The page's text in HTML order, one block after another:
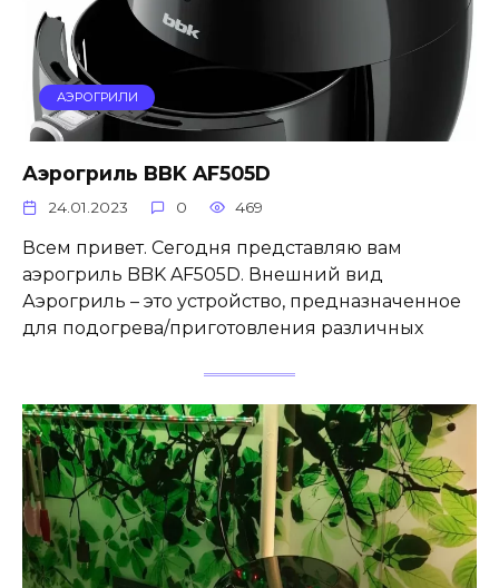
АЭРОГРИЛИ
Аэрогриль BBK AF505D
24.01.2023 0 469
Всем привет. Сегодня представляю вам
аэрогриль BBK AF505D. Внешний вид
Аэрогриль – это устройство, предназначенное
для подогрева/приготовления различных